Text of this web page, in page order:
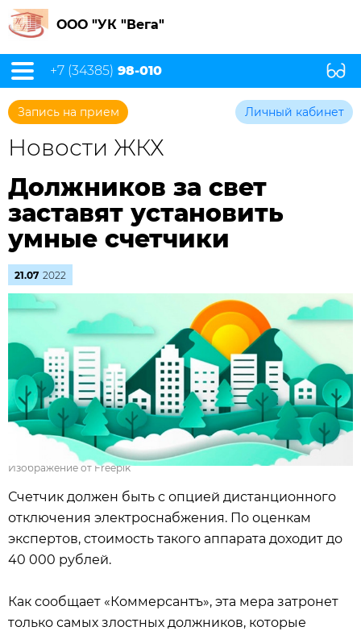
ООО "УК "Вега"
+7 (34385) 98-010
Запись на прием Личный кабинет
Новости ЖКХ
Должников за свет
заставят установить
умные счетчики
21.07 2022
Изображение от Freepik
Счетчик должен быть с опцией дистанционного
отключения электроснабжения. По оценкам
экспертов, стоимость такого аппарата доходит до
40 000 рублей.
Как сообщает «Коммерсантъ», эта мера затронет
только самых злостных должников, которые